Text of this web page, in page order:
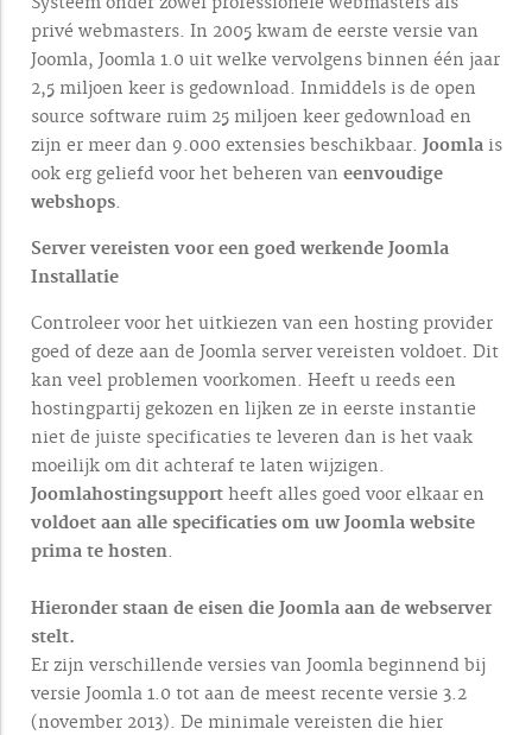
privé webmasters. In 2005 kwam de eerste versie van
Joomla, Joomla 1.0 uit welke vervolgens binnen één jaar
2,5 miljoen keer is gedownload. Inmiddels is de open
source software ruim 25 miljoen keer gedownload en
zijn er meer dan 9.000 extensies beschikbaar. Joomla is
ook erg geliefd voor het beheren van eenvoudige
webshops.
Server vereisten voor een goed werkende Joomla
Installatie
Controleer voor het uitkiezen van een hosting provider
goed of deze aan de Joomla server vereisten voldoet. Dit
kan veel problemen voorkomen. Heeft u reeds een
hostingpartij gekozen en lijken ze in eerste instantie
niet de juiste specificaties te leveren dan is het vaak
moeilijk om dit achteraf te laten wijzigen.
Joomlahostingsupport heeft alles goed voor elkaar en
voldoet aan alle specificaties om uw Joomla website
prima te hosten.
Hieronder staan de eisen die Joomla aan de webserver
stelt.
Er zijn verschillende versies van Joomla beginnend bij
versie Joomla 1.0 tot aan de meest recente versie 3.2
(november 2013). De minimale vereisten die hier